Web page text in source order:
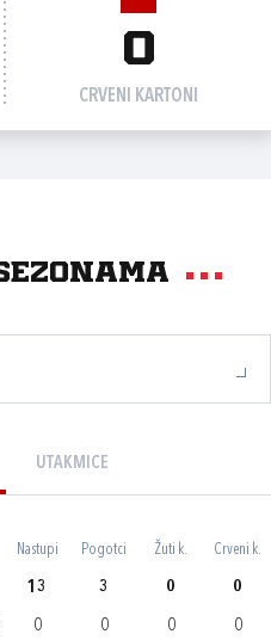
0
CRVENI KARTONI
UTAKMICE
Nastupi Pogotci Žuti k. Crveni k.
13 3 0 0
0 0 0 0